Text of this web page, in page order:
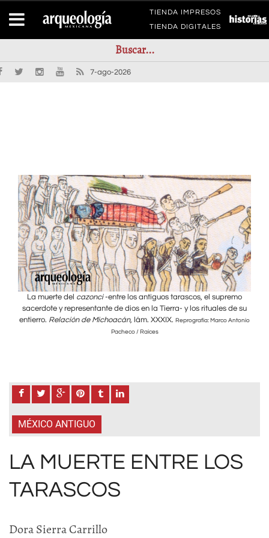
TIENDA IMPRESOS
TIENDA DIGITALES
7-ago-2026
La muerte del cazonci-entre los antiguos tarascos, el supremo
sacerdote y representante de dios en la Tierra- y los rituales de su
entierro. Relación de Michoacán, lám. XXXIX. Reprografía: Marco Antonio
Pacheco / Raíces
MÉXICO ANTIGUO
LA MUERTE ENTRE LOS
TARASCOS
Dora Sierra Carrillo